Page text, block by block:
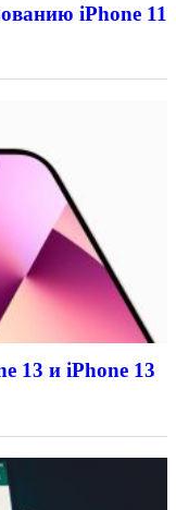
iPhone 11
13 и iPhone 13